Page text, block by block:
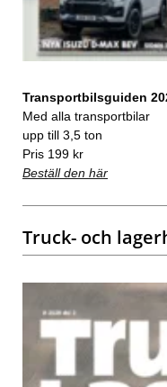
Transportbilsguiden
Med alla transportbilar
upp till 3,5 ton
Pris 199 kr
Beställ den här
Truck- och